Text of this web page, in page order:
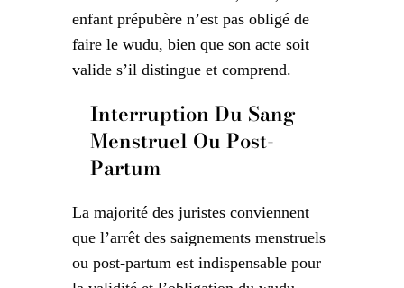
enfant prépubère n’est pas obligé de
faire le wudu, bien que son acte soit
valide s’il distingue et comprend.
Interruption Du Sang
Menstruel Ou Post-
Partum
La majorité des juristes conviennent
que l’arrêt des saignements menstruels
ou post-partum est indispensable pour